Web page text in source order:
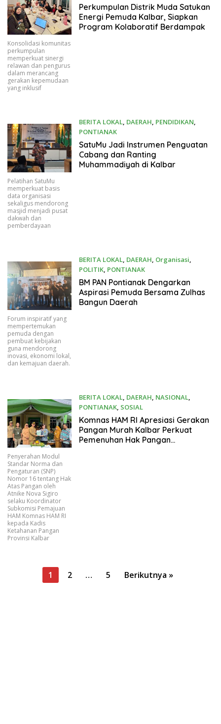
Konsolidasi komunitas
perkumpulan
memperkuat sinergi
relawan dan pengurus
dalam merancang
gerakan kepemudaan
yang inklusif
06/20/2026
Perkumpulan Distrik Muda Satukan
Energi Pemuda Kalbar, Siapkan
Program Kolaboratif Berdampak
Pelatihan SatuMu
memperkuat basis
data organisasi
sekaligus mendorong
masjid menjadi pusat
dakwah dan
pemberdayaan
BERITA LOKAL, DAERAH, PENDIDIKAN,
PONTIANAK
06/08/2026
SatuMu Jadi Instrumen Penguatan
Cabang dan Ranting
Muhammadiyah di Kalbar
Forum inspiratif yang
mempertemukan
pemuda dengan
pembuat kebijakan
guna mendorong
inovasi, ekonomi lokal,
dan kemajuan daerah.
BERITA LOKAL, DAERAH, Organisasi,
POLITIK, PONTIANAK
06/06/2026
BM PAN Pontianak Dengarkan
Aspirasi Pemuda Bersama Zulhas
Bangun Daerah
Penyerahan Modul
Standar Norma dan
Pengaturan (SNP)
Nomor 16 tentang Hak
Atas Pangan oleh
Atnike Nova Sigiro
selaku Koordinator
Subkomisi Pemajuan
HAM Komnas HAM RI
kepada Kadis
Ketahanan Pangan
Provinsi Kalbar
BERITA LOKAL, DAERAH, NASIONAL,
PONTIANAK, SOSIAL
05/25/2026
Komnas HAM RI Apresiasi Gerakan
Pangan Murah Kalbar Perkuat
Pemenuhan Hak Pangan
Paginasi
1 2 … 5 Berikutnya »